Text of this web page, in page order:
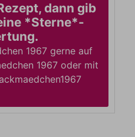
dann gib
*Sterne*-
1967 gerne auf
1967 oder mit